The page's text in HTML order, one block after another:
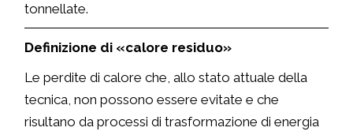
tonnellate.
Definizione di «calore residuo»
Le perdite di calore che, allo stato attuale della
tecnica, non possono essere evitate e che
risultano da processi di trasformazione di energia